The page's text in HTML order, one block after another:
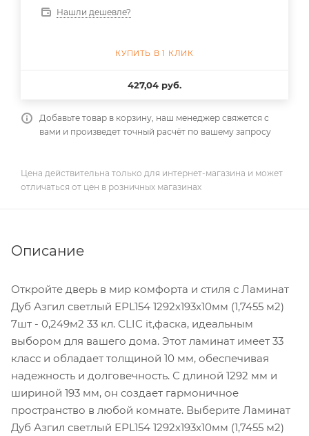
Нашли дешевле?
КУПИТЬ В 1 КЛИК
427,04 руб.
Добавьте товар в корзину, наш менеджер свяжется с
вами и произведет точный расчёт по вашему запросу
Цена действительна только для интернет-магазина и может
отличаться от цен в розничных магазинах
Описание
Откройте дверь в мир комфорта и стиля с Ламинат
Дуб Азгил светлый EPL154 1292х193х10мм (1,7455 м2)
7шт - 0,249м2 33 кл. CLIC it,фаска, идеальным
выбором для вашего дома. Этот ламинат имеет 33
класс и обладает толщиной 10 мм, обеспечивая
надежность и долговечность. С длиной 1292 мм и
шириной 193 мм, он создает гармоничное
пространство в любой комнате. Выберите Ламинат
Дуб Азгил светлый EPL154 1292х193х10мм (1,7455 м2)